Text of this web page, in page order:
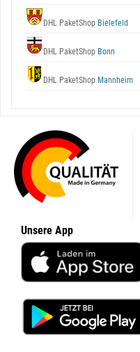
DHL PaketShop Bielefeld
DHL PaketShop Bonn
DHL PaketShop Mannheim
Unsere App